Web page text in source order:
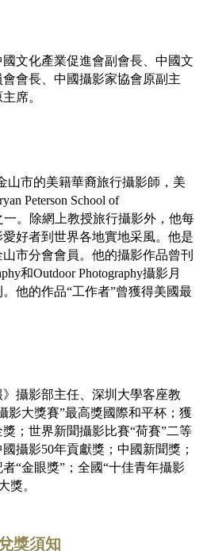
文化產業促進會副會長、中國文
會長、中國攝影家協會原副主
席。
山市的美籍華裔旅行攝影師，美
Peterson School of
一。除網上教授旅行攝影外，他每
好者到世界各地實地采風。他是
市分會會員。他的攝影作品曾刊
和Outdoor Photography攝影月
他的作品“工作者”曾獲得美國最
攝影部主任、深圳大學客座教
影大獎賽”最高獎國際和平杯；獲
；世界新聞攝影比賽“荷賽”二等
攝影50年貢獻獎；中國新聞獎；
“金眼獎”；全國“十佳青年攝影
獎。
獎須知